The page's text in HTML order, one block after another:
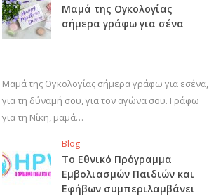
Μαμά της Ογκολογίας
σήμερα γράφω για σένα
Μαμά της Ογκολογίας σήμερα γράφω για εσένα,
για τη δύναμή σου, για τον αγώνα σου. Γράφω
για τη Νίκη, μαμά…
Blog
Το Εθνικό Πρόγραμμα
Εμβολιασμών Παιδιών και
Εφήβων συμπεριλαμβάνει